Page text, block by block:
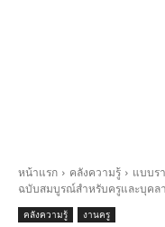
หน้าแรก คลังความรู้
แบบร
ฉบับสมบูรณ์สำหรับครูและบุคล
คลังความรู้ งานครู